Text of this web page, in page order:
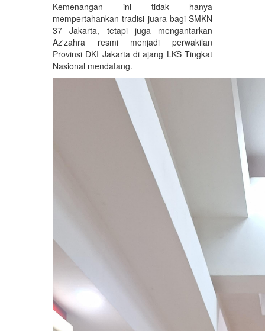
Kemenangan ini tidak hanya
mempertahankan tradisi juara bagi SMKN
37 Jakarta, tetapi juga mengantarkan
Az'zahra resmi menjadi perwakilan
Provinsi DKI Jakarta di ajang LKS Tingkat
Nasional mendatang.